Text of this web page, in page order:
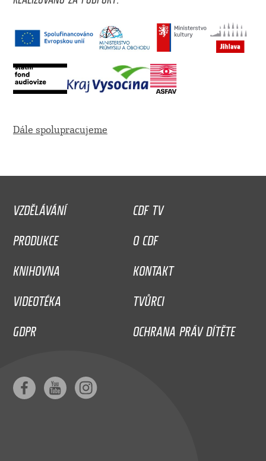
Dále spolupracujeme
VZDĚLÁVÁNÍ
CDF TV
PRODUKCE
O CDF
KNIHOVNA
KONTAKT
VIDEOTÉKA
TVŮRCI
GDPR
OCHRANA PRÁV DÍTĚTE